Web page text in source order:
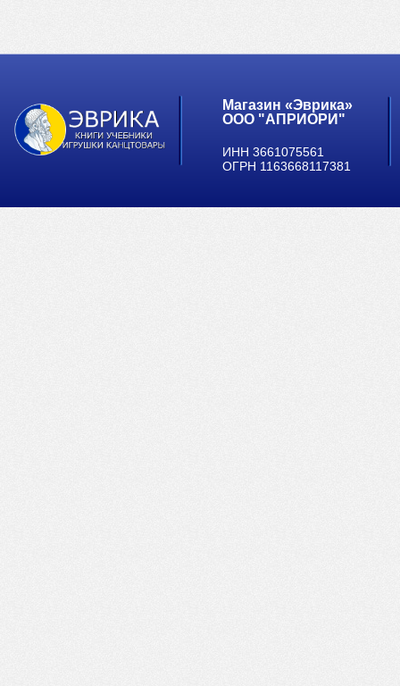
Магазин «Эврика»
ООО "АПРИОРИ"
ИНН 3661075561
ОГРН 1163668117381